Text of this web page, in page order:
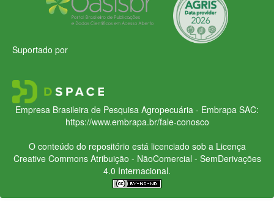
Suportado por
Empresa Brasileira de Pesquisa Agropecuária - Embrapa SAC:
https://www.embrapa.br/fale-conosco
O conteúdo do repositório está licenciado sob a Licença
Creative CommonsAtribuição - NãoComercial - SemDerivações
4.0 Internacional.